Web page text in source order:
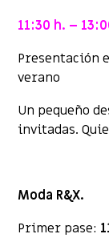
11:30 h. –
Presentación
verano
Un pequeño
invitadas.
Moda R&X.
Primer pase: